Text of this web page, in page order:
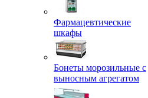
Фармацевтические
шкафы
Бонеты морозильные с
выносным агрегатом